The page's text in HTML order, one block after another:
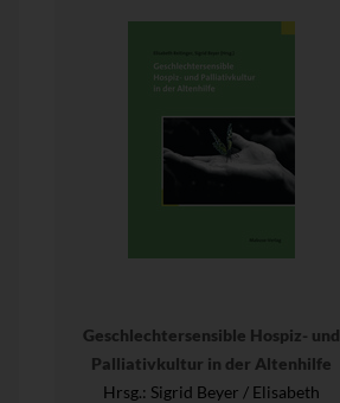
Geschlechtersensible Hospiz- und
Palliativkultur in der Altenhilfe
Hrsg.: Sigrid Beyer / Elisabeth